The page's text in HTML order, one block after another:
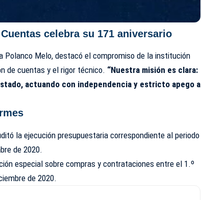
celebra su 171 aniversario
Polanco Melo, destacó el compromiso de la institución
de cuentas y el rigor técnico. “Nuestra misión es clara:
actuando con independencia y estricto apego a
la ejecución presupuestaria correspondiente al periodo
de 2020.
especial sobre compras y contrataciones entre el 1.º
de 2020.